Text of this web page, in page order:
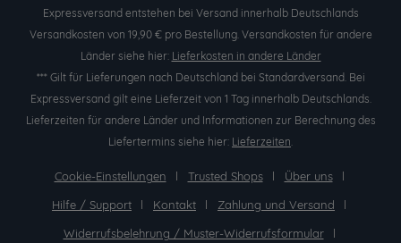
Expressversand entstehen bei Versand innerhalb Deutschlands
Versandkosten von 19,90 € pro Bestellung. Versandkosten für andere
Länder siehe hier: Lieferkosten in andere Länder
*** Gilt für Lieferungen nach Deutschland bei Standardversand. Bei
Expressversand gilt eine Lieferzeit von 1 Tag innerhalb Deutschlands.
Lieferzeiten für andere Länder und Informationen zur Berechnung des
Liefertermins siehe hier: Lieferzeiten.
Cookie-Einstellungen Trusted Shops
Über uns
Hilfe / Support
Kontakt
Zahlung und Versand
Widerrufsbelehrung / Muster-Widerrufsformular